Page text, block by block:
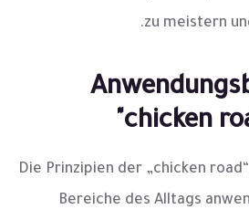
zu meistern
"chicken
Die Prinzipien der „chicken
Bereiche des Alltags